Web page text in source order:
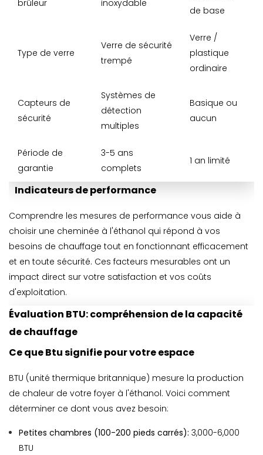
brûleur
inoxydable
de base
Type de verre
Verre de sécurité
trempé
Verre /
plastique
ordinaire
Capteurs de
sécurité
Systèmes de
détection
multiples
Basique ou
aucun
Période de
garantie
3-5 ans
complets
1 an limité
Indicateurs de performance
Comprendre les mesures de performance vous aide à
choisir une cheminée à l'éthanol qui répond à vos
besoins de chauffage tout en fonctionnant efficacement
et en toute sécurité. Ces facteurs mesurables ont un
impact direct sur votre satisfaction et vos coûts
d'exploitation.
Évaluation BTU: compréhension de la capacité
de chauffage
Ce que Btu signifie pour votre espace
BTU (unité thermique britannique) mesure la production
de chaleur de votre foyer à l'éthanol. Voici comment
déterminer ce dont vous avez besoin:
Petites chambres (100-200 pieds carrés): 3,000-6,000
BTU